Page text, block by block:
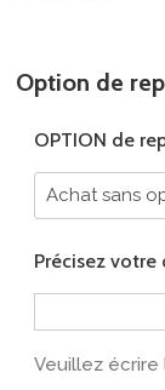
Option de
OPTION de
Précisez
Veuillez